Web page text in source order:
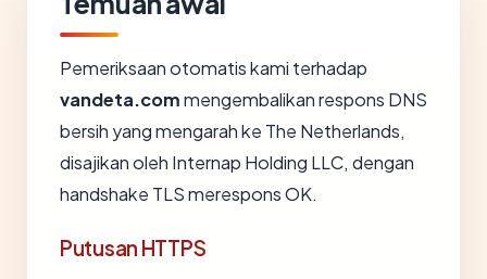
Pemeriksaan otomatis kami terhadap
vandeta.commengembalikan respons DNS
bersih yang mengarah ke The Netherlands,
disajikan oleh Internap Holding LLC, dengan
handshake TLS merespons OK.
Putusan HTTPS